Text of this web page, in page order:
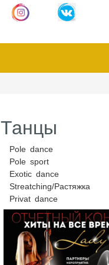
Танцы
Pole dance
Pole sport
Exotic dance
Streatching/Растяжка
Privat dance